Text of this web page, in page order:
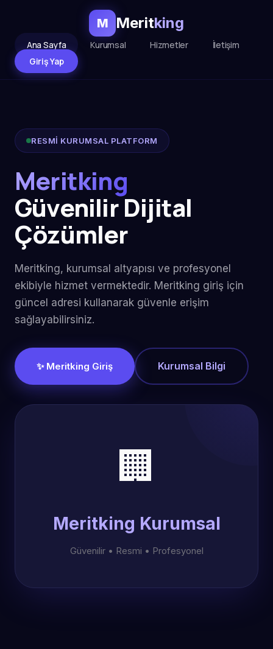
M Meritking
Ana Sayfa Kurumsal Hizmetler
İletişim
Giriş Yap
RESMİ KURUMSAL PLATFORM
Meritking
Güvenilir Dijital
Çözümler
Meritking, kurumsal altyapısı ve profesyonel
ekibiyle hizmet vermektedir. Meritking giriş için
güncel adresi kullanarak güvenle erişim
sağlayabilirsiniz.
✨ Meritking Giriş Kurumsal Bilgi
🏢
Meritking Kurumsal
Güvenilir • Resmi • Profesyonel